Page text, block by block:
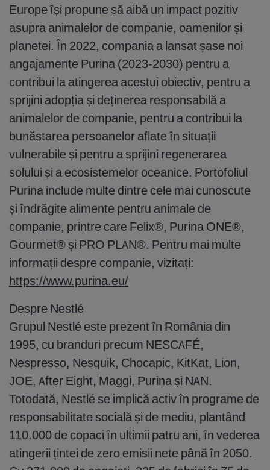
Europe își propune să aibă un impact pozitiv
asupra animalelor de companie, oamenilor și
planetei. În 2022, compania a lansat șase noi
angajamente Purina (2023-2030) pentru a
contribui la atingerea acestui obiectiv, pentru a
sprijini adopția și deținerea responsabilă a
animalelor de companie, pentru a contribui la
bunăstarea persoanelor aflate în situații
vulnerabile și pentru a sprijini regenerarea
solului și a ecosistemelor oceanice. Portofoliul
Purina include multe dintre cele mai cunoscute
și îndrăgite alimente pentru animale de
companie, printre care Felix®, Purina ONE®,
Gourmet® și PRO PLAN®. Pentru mai multe
informații despre companie, vizitați:
https://www.purina.eu/
Despre Nestlé
Grupul Nestlé este prezent în România din
1995, cu branduri precum NESCAFÉ,
Nespresso, Nesquik, Chocapic, KitKat, Lion,
JOE, After Eight, Maggi, Purina și NAN.
Totodată, Nestlé se implică activ în programe de
responsabilitate socială și de mediu, plantând
110.000 de copaci în ultimii patru ani, în vederea
atingerii țintei de zero emisii nete până în 2050.